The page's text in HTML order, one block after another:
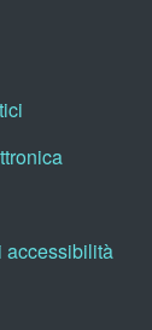
accessibilità